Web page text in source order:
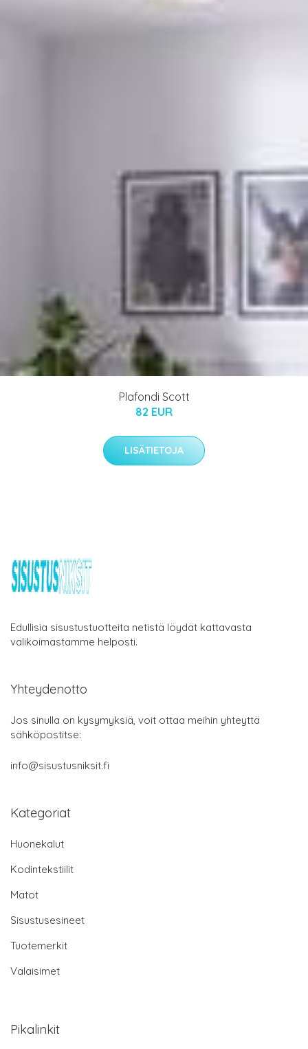
Plafondi Scott
82 EUR
LISÄTIETOJA
Edullisia sisustustuotteita netistä löydät kattavasta
valikoimastamme helposti.
Yhteydenotto
Jos sinulla on kysymyksiä, voit ottaa meihin yhteyttä
sähköpostitse:
info@sisustusniksit.fi
Kategoriat
Huonekalut
Kodintekstiilit
Matot
Sisustusesineet
Tuotemerkit
Valaisimet
Pikalinkit